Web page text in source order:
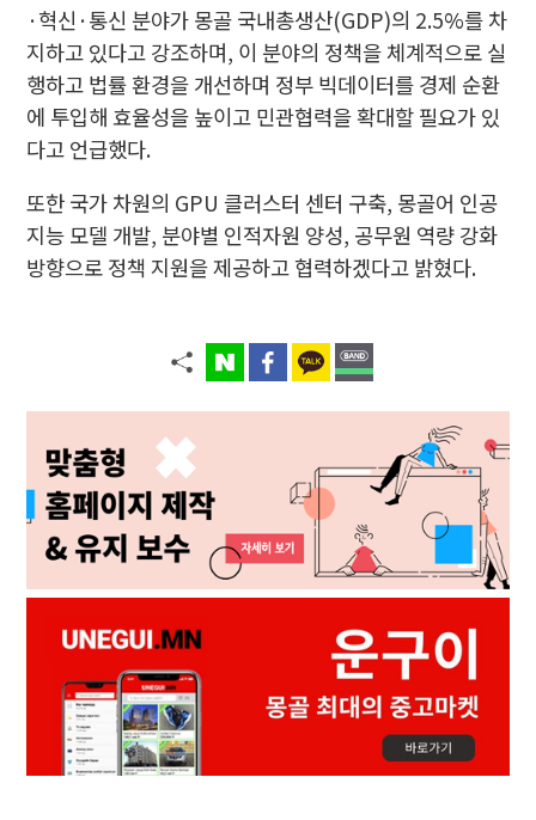
·혁신·통신 분야가 몽골 국내총생산(GDP)의 2.5%를 차
지하고 있다고 강조하며, 이 분야의 정책을 체계적으로 실
행하고 법률 환경을 개선하며 정부 빅데이터를 경제 순환
에 투입해 효율성을 높이고 민관협력을 확대할 필요가 있
다고 언급했다.
또한 국가 차원의 GPU 클러스터 센터 구축, 몽골어 인공
지능 모델 개발, 분야별 인적자원 양성, 공무원 역량 강화
방향으로 정책 지원을 제공하고 협력하겠다고 밝혔다.